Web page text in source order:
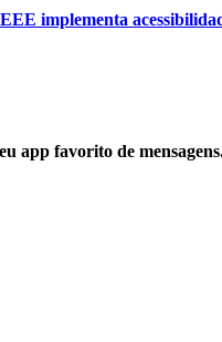
implementa
app favorito de